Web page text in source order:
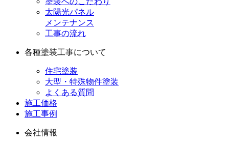
太陽光パネル
メンテナンス
工事の流れ
各種塗装工事について
住宅塗装
大型・特殊物件塗装
よくある質問
施工価格
施工事例
会社情報